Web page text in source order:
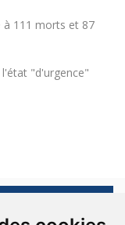
à 111 morts et 87
"d'urgence"